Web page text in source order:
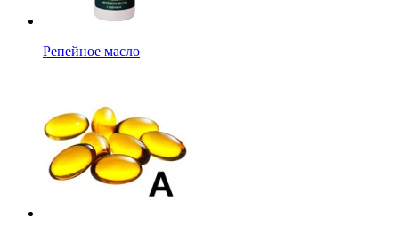
Репейное масло